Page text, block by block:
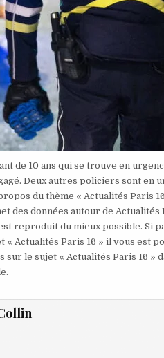
de 10 ans qui se trouve en
Deux autres policiers sont en
du thème « Actualités Paris
des données autour de Actualités
reproduit du mieux possible. Si
Actualités Paris 16 » il vous est
le sujet « Actualités Paris 16 »